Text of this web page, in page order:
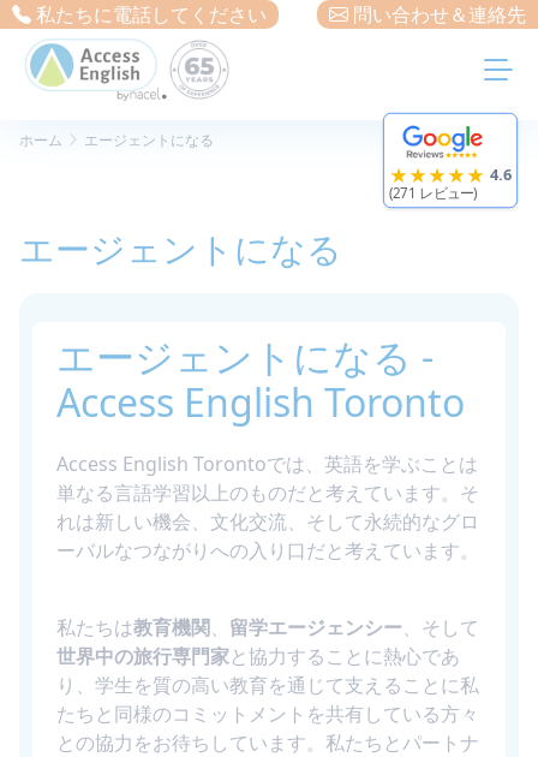
私たちに電話してください 問い合わせ＆連絡先
★★★★★ 4.6
(271 レビュー)
ホーム エージェントになる
エージェントになる
エージェントになる -
Access English Toronto
Access English Torontoでは、英語を学ぶことは
単なる言語学習以上のものだと考えています。そ
れは新しい機会、文化交流、そして永続的なグロ
ーバルなつながりへの入り口だと考えています。
私たちは教育機関、 留学エージェンシー、そして
世界中の旅行専門家と協力することに熱心であ
り、学生を質の高い教育を通じて支えることに私
たちと同様のコミットメントを共有している方々
との協力をお待ちしています。私たちとパートナ
クッキー利用の管理について